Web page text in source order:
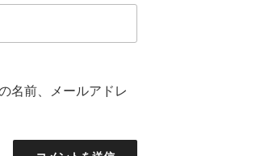
名前、メールアドレ